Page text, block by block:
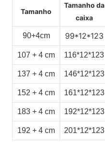
Tamanho
Tamanho da
caixa
90+4cm 99*12*123
107 + 4 cm 116*12*123
137 + 4 cm 146*12*123
152 + 4 cm 161*12*123
183 + 4 cm 192*12*123
192 + 4 cm 201*12*123